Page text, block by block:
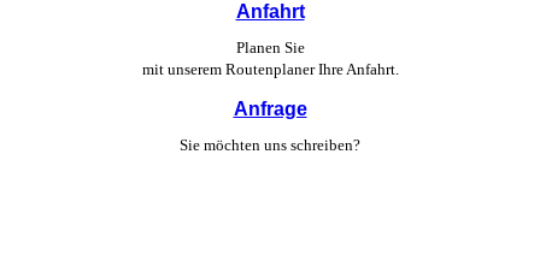
Anfahrt
Planen Sie
mit unserem Routen­planer Ihre Anfahrt.
Anfrage
Sie möchten uns schreiben?